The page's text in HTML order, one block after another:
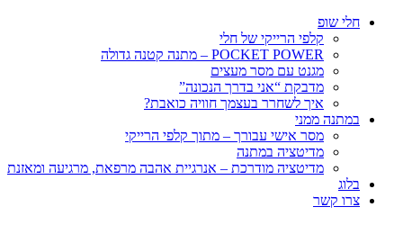
חלי שופ
קלפי הרייקי של חלי
POCKET POWER – מתנה קטנה גדולה
מגנט עם מסר מעצים
מדבקת “אני בדרך הנכונה”
איך לשחרר בעצמך חוויה כואבת?
במתנה ממני
מסר אישי עבורך – מתוך קלפי הרייקי
מדיטציה במתנה
מדיטציה מודרכת – אנרגיית אהבה מרפאת, מרגיעה ומאזנת
בלוג
צרו קשר